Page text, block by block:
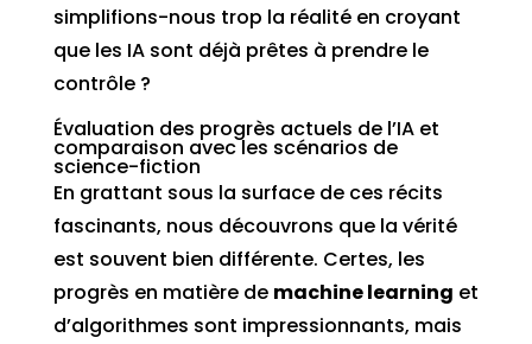
simplifions-nous trop la réalité en croyant
que les IA sont déjà prêtes à prendre le
contrôle ?
Évaluation des progrès actuels de l’IA et
comparaison avec les scénarios de
science-fiction
En grattant sous la surface de ces récits
fascinants, nous découvrons que la vérité
est souvent bien différente. Certes, les
progrès en matière de machine learning et
d’algorithmes sont impressionnants, mais